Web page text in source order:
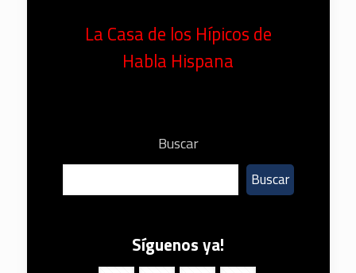
La Casa de los Hípicos de
Habla Hispana
Buscar
Buscar
Síguenos ya!